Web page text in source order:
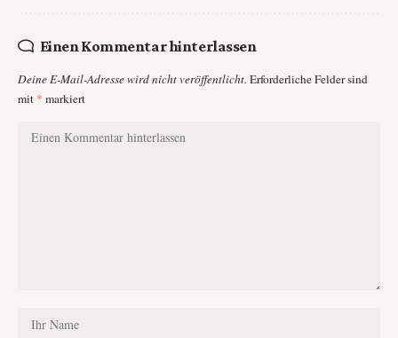
Einen Kommentar hinterlassen
Deine E-Mail-Adresse wird nicht veröffentlicht. Erforderliche Felder sind
mit * markiert